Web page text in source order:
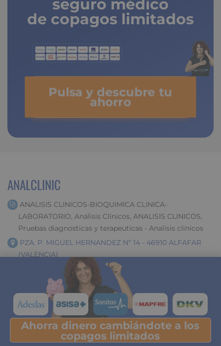
seguro médico
de copagos limitados
Pulsa y descubre tu
ahorro
ANALCLINIC
ANALISIS CLINICOS-BIOQUIMICA CLINICA-
LABORATORIO, Análisis Clínicos, ANALISIS CLINICOS,
Pruebas diagnosticas y terapeuticas - Analisis clinicos
PZA. P. MIGUEL HERNANDEZ Nº 14 - 46910 ALFAFAR
(VALENCIA)
LABORATORIOS
Compañías
Ahorra dinero cambiándote a los
copagos limitados
Pulsa y descubre tu ahorro